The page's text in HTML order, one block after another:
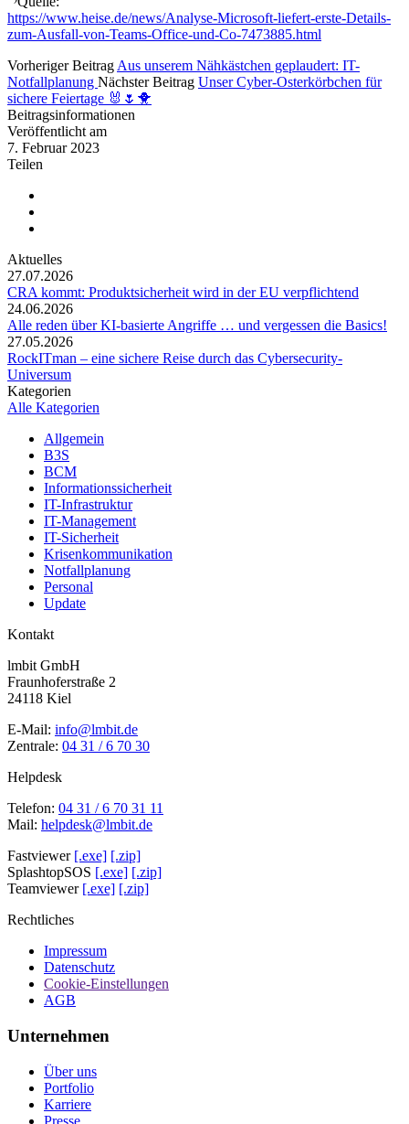
https://www.heise.de/news/Analyse-Microsoft-liefert-erste-Details-
zum-Ausfall-von-Teams-Office-und-Co-7473885.html
Vorheriger Beitrag Aus unserem Nähkästchen geplaudert: IT-
Notfallplanung Nächster Beitrag Unser Cyber-Osterkörbchen für
sichere Feiertage 🐰🌷🐥
Beitragsinformationen
Veröffentlicht am
7. Februar 2023
Teilen
Aktuelles
27.07.2026
CRA kommt: Produktsicherheit wird in der EU verpflichtend
24.06.2026
Alle reden über KI-basierte Angriffe … und vergessen die Basics!
27.05.2026
RockITman – eine sichere Reise durch das Cybersecurity-
Universum
Kategorien
Alle Kategorien
Allgemein
B3S
BCM
Informationssicherheit
IT-Infrastruktur
IT-Management
IT-Sicherheit
Krisenkommunikation
Notfallplanung
Personal
Update
Kontakt
lmbit GmbH
Fraunhoferstraße 2
24118 Kiel
E-Mail: info@lmbit.de
Zentrale: 04 31 / 6 70 30
Helpdesk
Telefon: 04 31 / 6 70 31 11
Mail: helpdesk@lmbit.de
Fastviewer [.exe] [.zip]
SplashtopSOS [.exe] [.zip]
Teamviewer [.exe] [.zip]
Rechtliches
Impressum
Datenschutz
Cookie-Einstellungen
AGB
Unternehmen
Über uns
Portfolio
Karriere
Presse